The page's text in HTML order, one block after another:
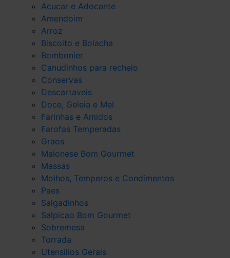
Acucar e Adocante
Amendoim
Arroz
Biscoito e Bolacha
Bombonier
Canudinhos para recheio
Conservas
Descartaveis
Doce, Geleia e Mel
Farinhas e Amidos
Farofas Temperadas
Graos
Maionese Bom Gourmet
Massas
Molhos, Temperos e Condimentos
Paes
Salgadinhos
Salpicao Bom Gourmet
Sobremesa
Torrada
Utensilios Gerais